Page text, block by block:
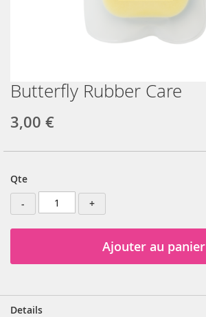
Skip
to
the
beginning
the
gallery
Butterfly Rubber Care
3,00 €
Qte
-
+
Ajouter au panier
Details